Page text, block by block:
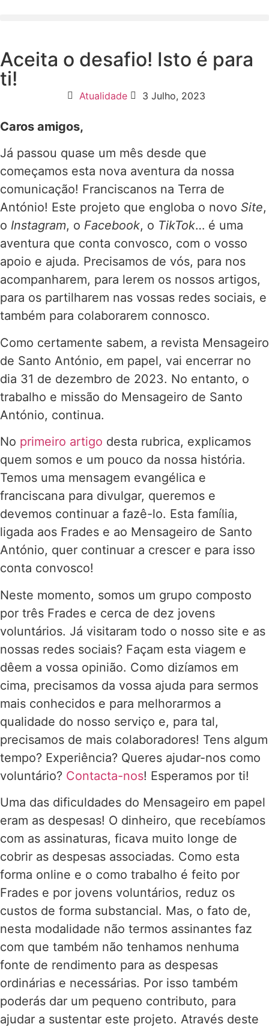
Aceita o desafio! Isto é para
ti!
Atualidade 3 Julho, 2023
Caros amigos,
Já passou quase um mês desde que
começamos esta nova aventura da nossa
comunicação! Franciscanos na Terra de
António! Este projeto que engloba o novo Site,
o Instagram, o Facebook, o TikTok… é uma
aventura que conta convosco, com o vosso
apoio e ajuda. Precisamos de vós, para nos
acompanharem, para lerem os nossos artigos,
para os partilharem nas vossas redes sociais, e
também para colaborarem connosco.
Como certamente sabem, a revista Mensageiro
de Santo António, em papel, vai encerrar no
dia 31 de dezembro de 2023. No entanto, o
trabalho e missão do Mensageiro de Santo
António, continua.
No primeiro artigo desta rubrica, explicamos
quem somos e um pouco da nossa história.
Temos uma mensagem evangélica e
franciscana para divulgar, queremos e
devemos continuar a fazê-lo. Esta família,
ligada aos Frades e ao Mensageiro de Santo
António, quer continuar a crescer e para isso
conta convosco!
Neste momento, somos um grupo composto
por três Frades e cerca de dez jovens
voluntários. Já visitaram todo o nosso site e as
nossas redes sociais? Façam esta viagem e
dêem a vossa opinião. Como dizíamos em
cima, precisamos da vossa ajuda para sermos
mais conhecidos e para melhorarmos a
qualidade do nosso serviço e, para tal,
precisamos de mais colaboradores! Tens algum
tempo? Experiência? Queres ajudar-nos como
voluntário? Contacta-nos! Esperamos por ti!
Uma das dificuldades do Mensageiro em papel
eram as despesas! O dinheiro, que recebíamos
com as assinaturas, ficava muito longe de
cobrir as despesas associadas. Como esta
forma online e o como trabalho é feito por
Frades e por jovens voluntários, reduz os
custos de forma substancial. Mas, o fato de,
nesta modalidade não termos assinantes faz
com que também não tenhamos nenhuma
fonte de rendimento para as despesas
ordinárias e necessárias. Por isso também
poderás dar um pequeno contributo, para
ajudar a sustentar este projeto. Através deste